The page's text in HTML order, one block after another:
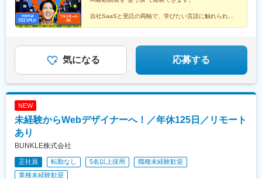
子・葉山駅、和田塚駅、北茅ケ崎駅、京成上野駅、京成関屋駅、
東海神駅、高輪台駅、岩本町駅、乃木坂駅、信濃町駅、国会議事
堂前駅、東新宿駅、四谷三丁目駅、東北沢駅、日本大通り駅、曳
駅、東日本橋駅、荒川一中前駅、目白駅、早稲田駅(都電荒川線)、
国立競技場駅、築地市場駅、大森海岸駅、宮の坂駅、巣鴨新田
駅、西ケ原駅、板橋駅、豊島園駅(西武線)、氷川台駅、リゾートゲ
乃木坂駅、永田町駅、北品川駅、ゆめが丘駅、南太田駅、黄金町
駅、日本大通り駅、桜木町駅、三ツ沢下町駅、中津駅(地下鉄)、大
ル)、西中島南方駅、摩耶駅、三宮駅(神戸市営)、心斎橋駅、岩本
町駅、小台駅、東新宿駅、虎ノ門駅、八丁堀駅(東京都)、日ノ出町
駅、東海神駅、銀座一丁目駅、六本木一丁目駅、茗荷谷駅、市川
真間駅、馬喰町駅、内幸町駅、新宿西口駅、初台駅、竹橋駅、大
塚駅(東京都)、星川駅、稲荷町駅(東京都)、東池袋四丁目駅、信濃
馬車道駅、平沼橋駅、神奈川駅、なんば駅(南海線)、大阪梅田駅
(阪神線)、北浜駅(大阪府)、大阪城公園駅、関目駅、西灘駅
トに給与へ反映。《人生をアップデートした、3人の年収事例》
★Aさん／26歳男性／経験2年／C＃（詳細設計）【約170万円
UP】入社前年収360万円⇒入社後年収約530万円★Bさん／29歳
年収450万円⇒入社後年収約620万円★Cさん／33歳男性／経験6
年／Java（要件定義）【約210万円UP】入社前年収630万円⇒入
社後年収約840万円
自社SaaSと受託の両軸で、学びたい言語に触れられる
市場価値を上げたい経験者を歓迎します。
気になる 応募する
NEW
未経験からWebデザイナーへ！／年休125日／リモート
あり
BUNKLE株式会社
正社員 転勤なし 5名以上採用
職種未経験歓迎
業種未経験歓迎